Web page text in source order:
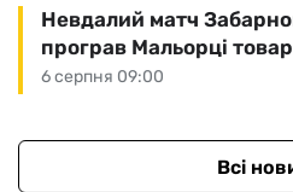
6 серпня 09:00
Невдалий матч
програв Мальорці
Всі